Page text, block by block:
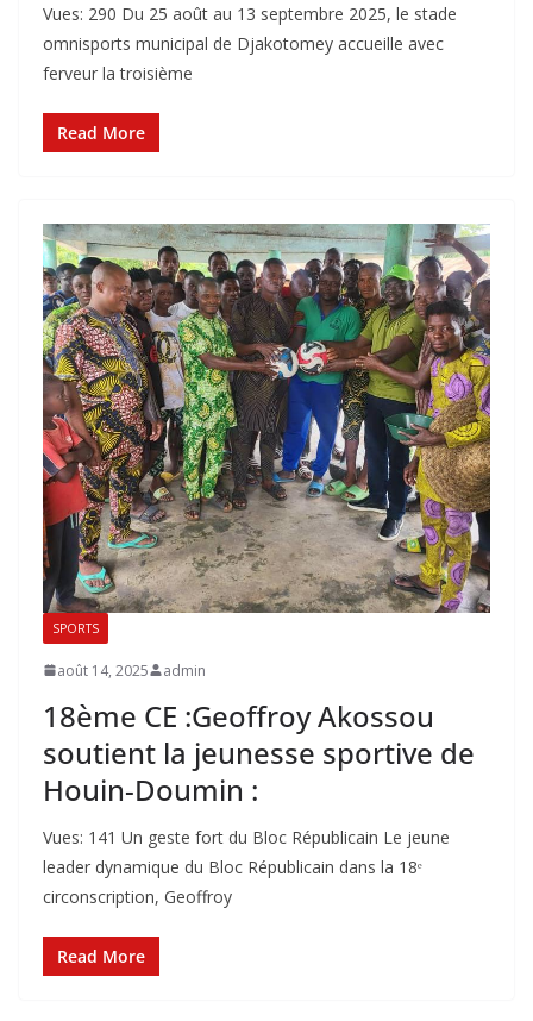
Vues: 290 Du 25 août au 13 septembre 2025, le stade
omnisports municipal de Djakotomey accueille avec
ferveur la troisième
Read More
SPORTS
août 14, 2025 admin
18ème CE :Geoffroy Akossou
soutient la jeunesse sportive de
Houin-Doumin :
Vues: 141 Un geste fort du Bloc Républicain Le jeune
leader dynamique du Bloc Républicain dans la 18ᵉ
circonscription, Geoffroy
Read More